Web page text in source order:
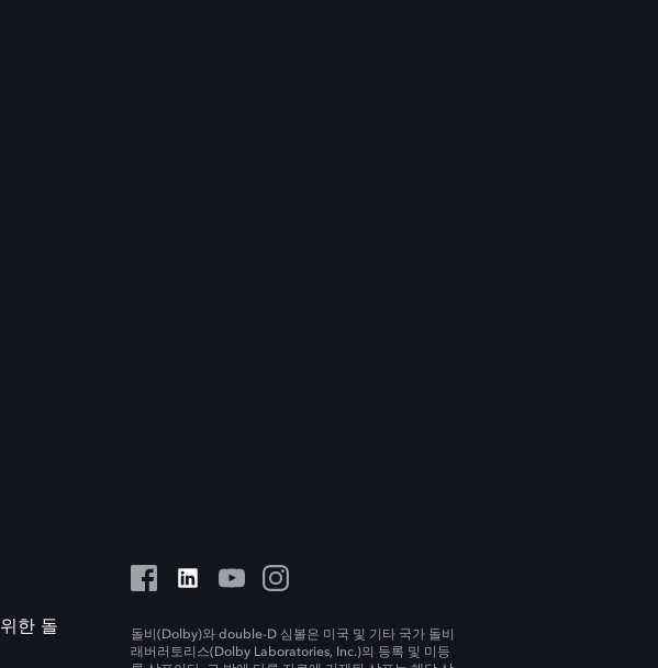
한 돌
돌비(Dolby)와 double-D 심볼은 미국 및 기타 국가 돌비
래버러토리스(Dolby Laboratories, Inc.)의 등록 및 미등